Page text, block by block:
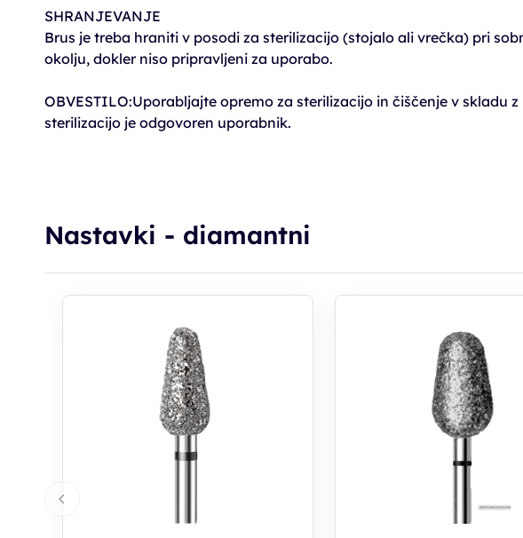
SHRANJEVANJE
Brus je treba hraniti v posodi za sterilizacijo (stojalo ali vrečka) pri
okolju, dokler niso pripravljeni za uporabo.
OBVESTILO:Uporabljajte opremo za sterilizacijo in čiščenje v skladu
sterilizacijo je odgovoren uporabnik.
Nastavki - diamantni